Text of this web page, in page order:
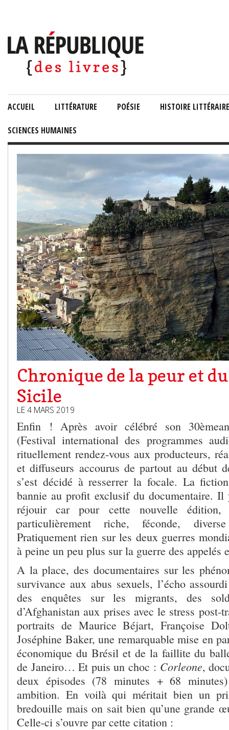
ACCUEIL LITTÉRATURE POÉSIE HISTOIRE LITTÉRAIRE
SCIENCES HUMAINES
Chronique de la peur et
Sicile
LE 4 MARS 2019
Enfin ! Après avoir célébré son 30ème
(Festival international des programmes
rituellement rendez-vous aux producteurs,
et diffuseurs accourus de partout au début
s’est décidé à resserrer la focale. La
bannie au profit exclusif du documentaire. Il
réjouir car pour cette nouvelle
particulièrement riche, féconde,
Pratiquement rien sur les deux guerres
à peine un peu plus sur la guerre des appelés
A la place, des documentaires sur les
survivance aux abus sexuels, l’écho
des enquêtes sur les migrants, des
d’Afghanistan aux prises avec le stress post-
portraits de Maurice Béjart, Françoise
Joséphine Baker, une remarquable mise en
économique du Brésil et de la faillite du
de Janeiro… Et puis un choc : Corleone,
deux épisodes (78 minutes + 68 minutes)
ambition. En voilà qui méritait bien un
bredouille mais on sait bien qu’une grande
Celle-ci s’ouvre par cette citation :